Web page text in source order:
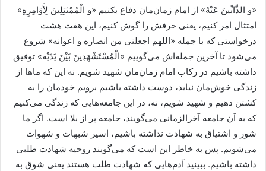
«و الذَّابِّينَ عَنْهُ» از امام زمان‌مان دفاع بکنیم «و الْمُمْتَثِلِينَ لِأَوَامِرِهِ»
امتثال امر کنیم، یعنی حرفش را گوش کنیم،‌ این هفت هشت
درخواستی که با جمله «اللهم اجعلنی من انصاره و اعوانه» شروع
می‌شود تا آخرین جمله‌اش می‌گوییم «الْمُسْتَشْهَدِينَ بَيْنَ يَدَيْه» توفیق
داشته باشیم در رکاب امام زمان‌مان شهید شویم. نه این که ماها از
زندگی خوش‌مان نیاید، دوست داشته باشیم برویم خودمان را به
کشتن دهیم و شهید شویم، نه، در این جامعه‌هایی که زندگی می‌کنیم
که به آن جامعه آخرالزمانی می‌گویند، جامعه پر از بلا است. اگر ما
شور و اشتیاق به شهادت نداشته باشیم، اسیر شبهات و شهوات
می‌شویم. پس به خاطر این است که می‌گویند روحیه شهادت طلبی
داشته باشیم. ببینید آدم‌هایی که شهادت طلب هستند یعنی شوق به